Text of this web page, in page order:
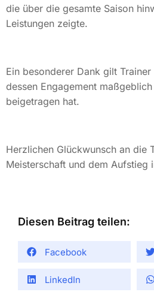
die über die gesamte Saison
Leistungen zeigte.
Ein besonderer Dank gilt
dessen Engagement
beigetragen hat.
Herzlichen Glückwunsch an die
Meisterschaft und dem Aufstieg
Diesen Beitrag teilen:
Facebook
LinkedIn